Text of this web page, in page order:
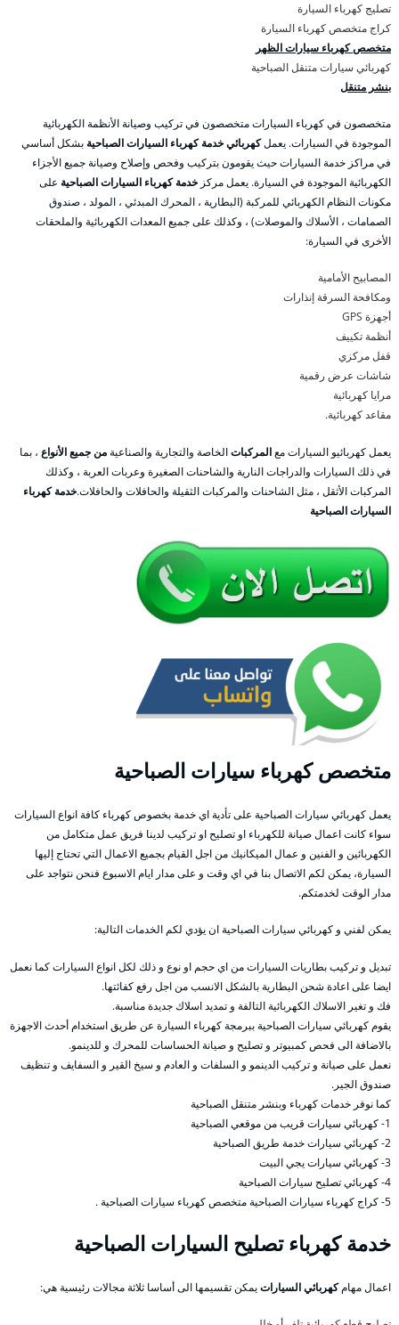
تصليج كهرباء السيارة
كراج متخصص كهرباء السيارة
متخصص كهرباء سيارات الظهر
كهربائي سيارات متنقل الصباحية
بنشر متنقل
متخصصون في كهرباء السيارات متخصصون في تركيب وصيانة الأنظمة الكهربائية
الموجودة في السيارات. يعملكهربائي خدمة كهرباء السيارات الصباحية بشكل أساسي
في مراكز خدمة السيارات حيث يقومون بتركيب وفحص وإصلاح وصيانة جميع الأجزاء
الكهربائية الموجودة في السيارة. يعمل مركز خدمة كهرباء السيارات الصباحية على
مكونات النظام الكهربائي للمركبة (البطارية ، المحرك المبدئي ، المولد ، صندوق
الصمامات ، الأسلاك والموصلات) ، وكذلك على جميع المعدات الكهربائية والملحقات
الأخرى في السيارة:
المصابيح الأمامية
ومكافحة السرقة إنذارات
أجهزة GPS
أنظمة تكييف
قفل مركزي
شاشات عرض رقمية
مرايا كهربائية
مقاعد كهربائية.
يعمل كهربائيو السيارات معالمركباتالخاصة والتجارية والصناعيةمن جميع الأنواع ، بما
في ذلك السيارات والدراجات النارية والشاحنات الصغيرة وعربات العربة ، وكذلك
المركبات الأثقل ، مثل الشاحنات والمركبات الثقيلة والحافلات والحافلات.خدمة كهرباء
السيارات الصباحية
متخصص كهرباء سيارات الصباحية
يعمل كهربائي سيارات الصباحية على تأدية اي خدمة بخصوص كهرباء كافة انواع السيارات
سواء كانت اعمال صيانة للكهرباء او تصليح او تركيب لدينا فريق عمل متكامل من
الكهربائين و الفنين و عمال الميكانيك من اجل القيام بجميع الاعمال التي تحتاج إليها
السيارة، يمكن لكم الاتصال بنا في اي وقت و على مدار ايام الاسبوع فنحن نتواجد على
مدار الوقت لخدمتكم.
يمكن لفني و كهربائي سيارات الصباحية ان يؤدي لكم الخدمات التالية:
تبديل و تركيب بطاريات السيارات من اي حجم او نوع و ذلك لكل انواع السيارات كما نعمل
ايضا على اعادة شحن البطارية بالشكل الانسب من اجل رفع كفائتها.
فك و تغير الاسلاك الكهربائية التالفة و تمديد اسلاك جديدة مناسبة.
يقوم كهربائي سيارات الصباحية ببرمجة كهرباء السيارة عن طريق استخدام أحدث الاجهزة
بالاضافة الى فحص كمبيوتر و تصليح و صيانة الحساسات للمحرك و للدينمو.
نعمل على صيانة و تركيب الدينمو و السلفات و العادم و سيخ القير و السفايف و تنظيف
صندوق الجير.
كما نوفر خدمات كهرباء وبنشر متنقل الصباحية
1- كهربائي سيارات قريب من موقعي الصباحية
2- كهربائي سيارات خدمة طريق الصباحية
3- كهربائي سيارات يجي البيت
4- كهربائي تصليح سيارات الصباحية
5- كراج كهرباء سيارات الصباحية متخصص كهرباء سيارات الصباحية .
خدمة كهرباء تصليح السيارات الصباحية
اعمال مهامكهربائي السياراتيمكن تقسيمها الى أساسا ثلاثة مجالات رئيسية هي: